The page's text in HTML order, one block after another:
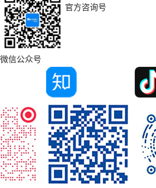
微信公众号
官方咨询号